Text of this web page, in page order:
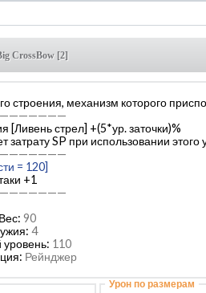
CrossBow [2]
строения, механизм которого
[Ливень стрел] +(5*ур. заточки)%
затрату SP при использовании этого
= 120]
+1
Вес: 90
4
110
Рейнджер
Урон по размерам